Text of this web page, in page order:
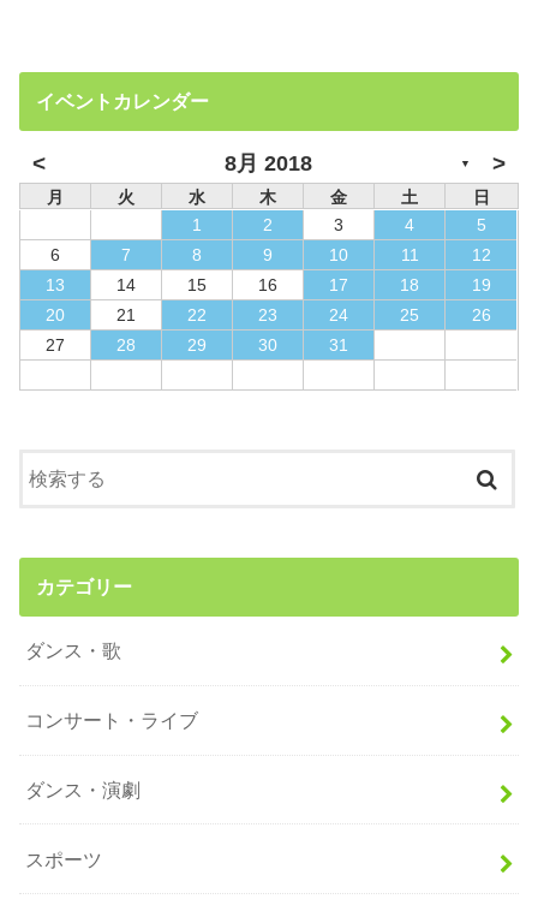
イベントカレンダー
< 8月 2018 ▼ >
月 火 水 木 金 土
日
1
2 3 4
5
6
7 8 9 10 11
12
13
14 15 16 17 18
19
20
21 22 23 24 25
26
27
28 29 30 31
カテゴリー
ダンス・歌
コンサート・ライブ
ダンス・演劇
スポーツ